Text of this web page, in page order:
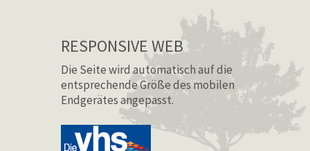
RESPONSIVE WEB
Die Seite wird automatisch auf die
entsprechende Größe des mobilen
Endgerätes angepasst.